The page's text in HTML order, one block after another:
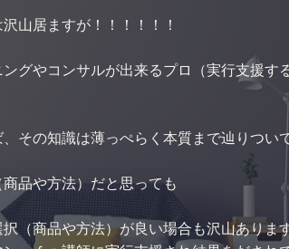
山居ますが！！！！！！
ングやコンサルが出来るプロ（実行支援す
その知識は薄っぺらく本質まで辿りつい
品や方法）だと思っても
択（商品や方法）が良い場合も沢山ありま